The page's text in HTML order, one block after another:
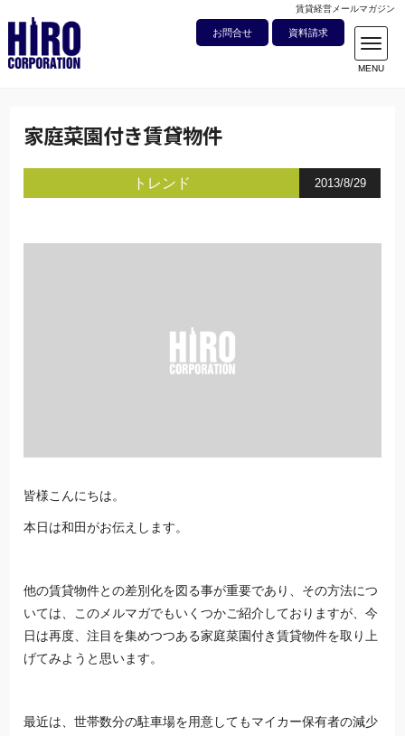
賃貸経営メールマガジン
お問合せ 資料請求
家庭菜園付き賃貸物件
トレンド 2013/8/29
皆様こんにちは。
本日は和田がお伝えします。
他の賃貸物件との差別化を図る事が重要であり、その方法につ
いては、このメルマガでもいくつかご紹介しておりますが、今
日は再度、注目を集めつつある家庭菜園付き賃貸物件を取り上
げてみようと思います。
最近は、世帯数分の駐車場を用意してもマイカー保有者の減少